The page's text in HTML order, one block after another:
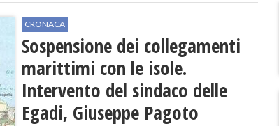
CRONACA
Sospensione dei collegamenti
marittimi con le isole.
Intervento del sindaco delle
Egadi, Giuseppe Pagoto